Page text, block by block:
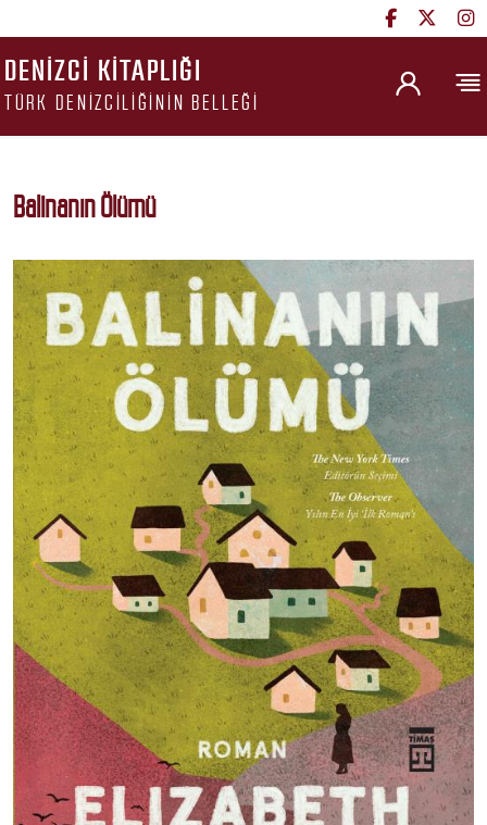
DENIZCI KITAPLIĞI
TÜRK DENIZCILIĞININ BELLEĞI
Balinanın Ölümü